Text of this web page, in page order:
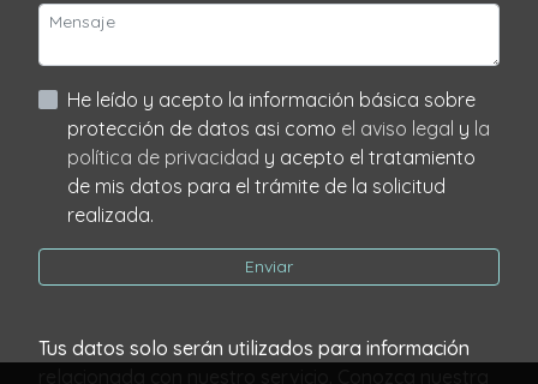
He leído y acepto la información básica sobre
protección de datos asi como el aviso legal y la
política de privacidad y acepto el tratamiento
de mis datos para el trámite de la solicitud
realizada.
Enviar
Tus datos solo serán utilizados para información